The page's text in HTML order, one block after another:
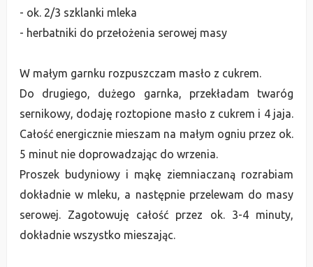
- ok. 2/3 szklanki mleka
- herbatniki do przełożenia serowej masy
W małym garnku rozpuszczam masło z cukrem.
Do drugiego, dużego garnka, przekładam twaróg
sernikowy, dodaję roztopione masło z cukrem i 4 jaja.
Całość energicznie mieszam na małym ogniu przez ok.
5 minut nie doprowadzając do wrzenia.
Proszek budyniowy i mąkę ziemniaczaną rozrabiam
dokładnie w mleku, a następnie przelewam do masy
serowej. Zagotowuję całość przez ok. 3-4 minuty,
dokładnie wszystko mieszając.